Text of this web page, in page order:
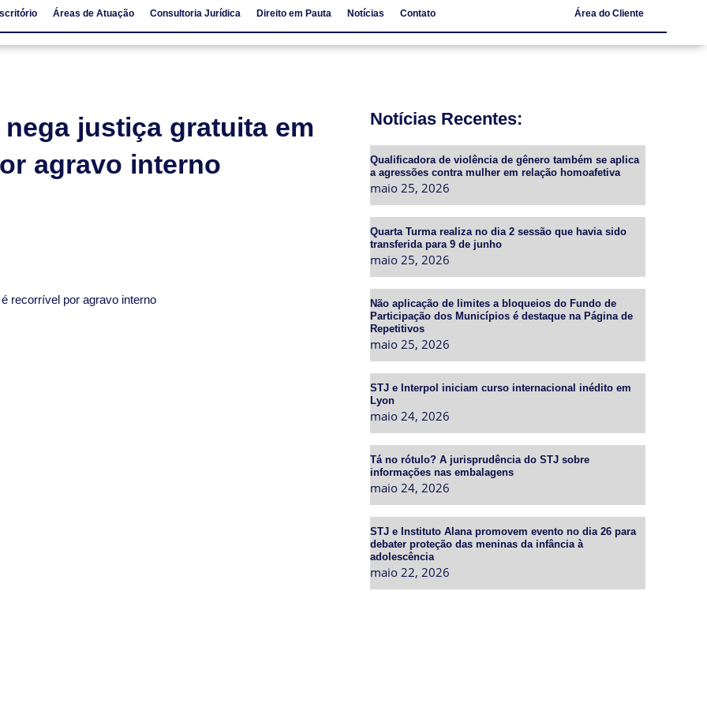
Áreas de Atuação Consultoria Jurídica Direito em Pauta Notícias Contato Área do Cliente
justiça gratuita em
agravo interno
recorrível por agravo interno
Notícias Recentes:
Qualificadora de violência de gênero também se aplica
a agressões contra mulher em relação homoafetiva
maio 25, 2026
Quarta Turma realiza no dia 2 sessão que havia sido
transferida para 9 de junho
maio 25, 2026
Não aplicação de limites a bloqueios do Fundo de
Participação dos Municípios é destaque na Página de
Repetitivos
maio 25, 2026
STJ e Interpol iniciam curso internacional inédito em
Lyon
maio 24, 2026
Tá no rótulo? A jurisprudência do STJ sobre
informações nas embalagens
maio 24, 2026
STJ e Instituto Alana promovem evento no dia 26 para
debater proteção das meninas da infância à
adolescência
maio 22, 2026